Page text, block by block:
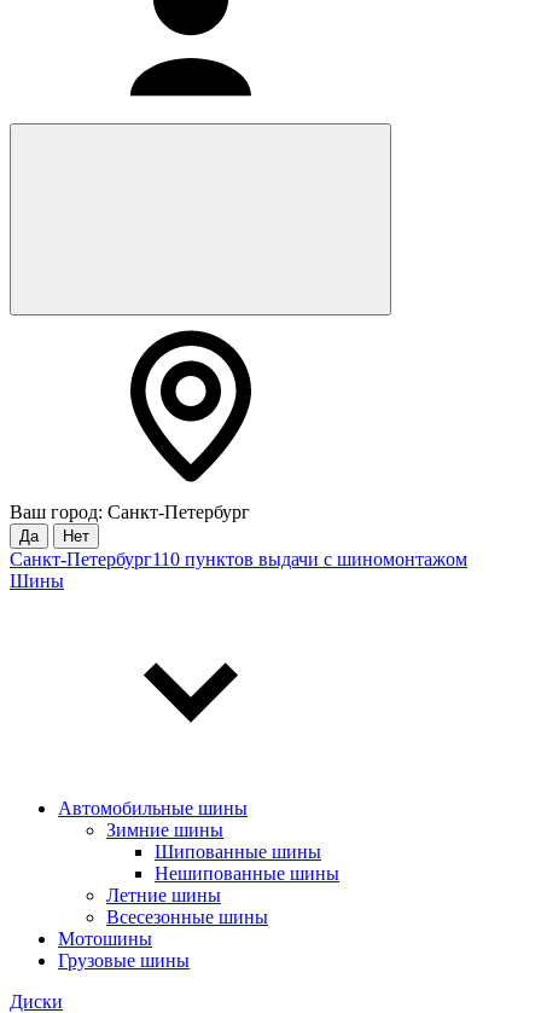
Ваш город: Санкт-Петербург
Да Нет
Санкт-Петербург110 пунктов выдачи с шиномонтажом
Шины
Автомобильные шины
Зимние шины
Шипованные шины
Нешипованные шины
Летние шины
Всесезонные шины
Мотошины
Грузовые шины
Диски